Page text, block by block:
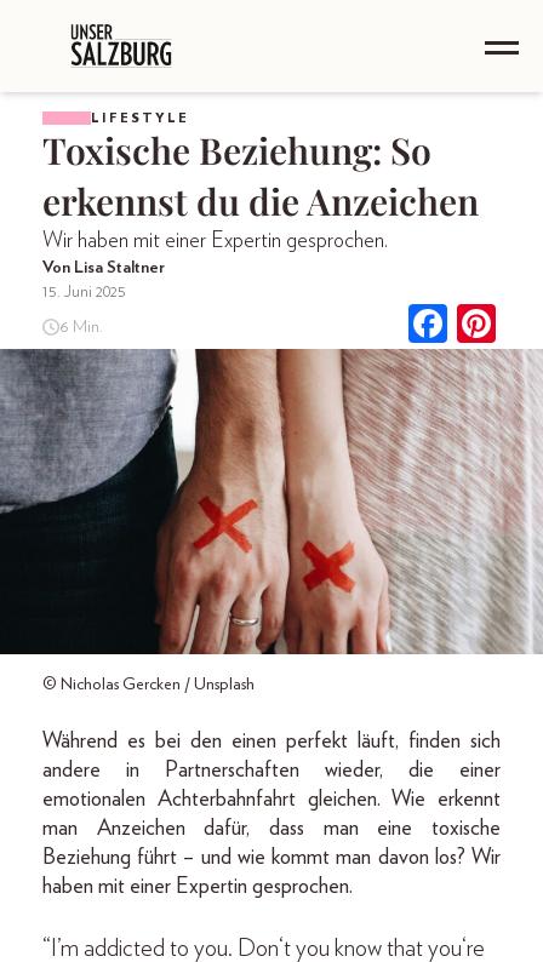
LIFESTYLE
Toxische Beziehung: So
erkennst du die Anzeichen
Wir haben mit einer Expertin gesprochen.
Von Lisa Staltner
15. Juni 2025
6 Min.
© Nicholas Gercken / Unsplash
Während es bei den einen perfekt läuft, finden sich
andere in Partnerschaften wieder, die einer
emotionalen Achterbahnfahrt gleichen. Wie erkennt
man Anzeichen dafür, dass man eine toxische
Beziehung führt – und wie kommt man davon los? Wir
haben mit einer Expertin gesprochen.
“I’m addicted to you. Don‘t you know that you‘re